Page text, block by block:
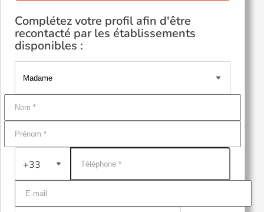
Complétez votre profil afin d'être
recontacté par les établissements
disponibles :
+33